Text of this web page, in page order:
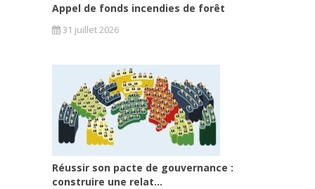
Appel de fonds incendies de forêt
31 juillet 2026
Réussir son pacte de gouvernance :
construire une relat...